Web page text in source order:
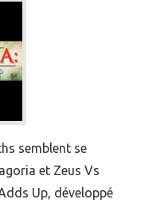
semblent se
et Zeus Vs
Up, développé